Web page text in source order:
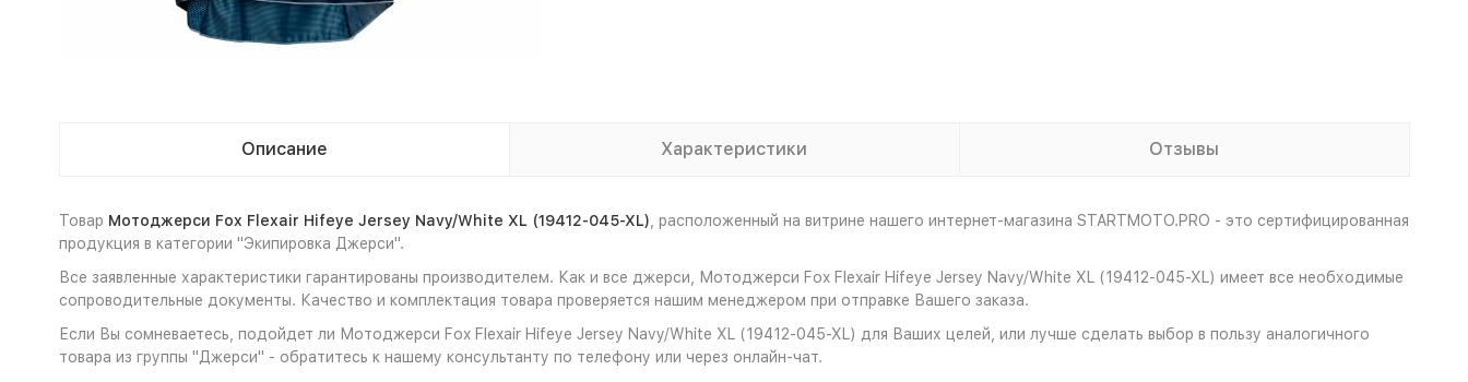
Описание Характеристики Отзывы
Товар Мотоджерси Fox Flexair Hifeye Jersey Navy/White XL (19412-045-XL) , расположенный на витрине нашего интернет-магазина STARTMOTO.PRO - это сертифицированная
продукция в категории "Экипировка Джерси".
Все заявленные характеристики гарантированы производителем. Как и все джерси, Мотоджерси Fox Flexair Hifeye Jersey Navy/White XL (19412-045-XL) имеет все необходимые
сопроводительные документы. Качество и комплектация товара проверяется нашим менеджером при отправке Вашего заказа.
Если Вы сомневаетесь, подойдет ли Мотоджерси Fox Flexair Hifeye Jersey Navy/White XL (19412-045-XL) для Ваших целей, или лучше сделать выбор в пользу аналогичного
товара из группы "Джерси" - обратитесь к нашему консультанту по телефону или через онлайн-чат.